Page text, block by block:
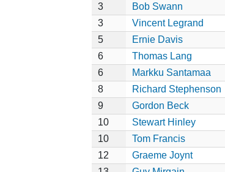
3
Bob Swann
3
Vincent Legrand
5
Ernie Davis
6
Thomas Lang
6
Markku Santamaa
8
Richard Stephenson
9
Gordon Beck
10
Stewart Hinley
10
Tom Francis
12
Graeme Joynt